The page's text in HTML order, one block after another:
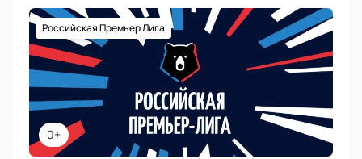
0+
Российская Премьер Лига